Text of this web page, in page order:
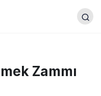
Zammı
Açıldı